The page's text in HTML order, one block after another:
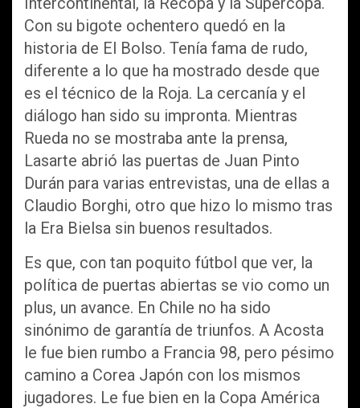
Con su bigote ochentero quedó en la
historia de El Bolso. Tenía fama de rudo,
diferente a lo que ha mostrado desde que
es el técnico de la Roja. La cercanía y el
diálogo han sido su impronta. Mientras
Rueda no se mostraba ante la prensa,
Lasarte abrió las puertas de Juan Pinto
Durán para varias entrevistas, una de ellas a
Claudio Borghi, otro que hizo lo mismo tras
la Era Bielsa sin buenos resultados.
Es que, con tan poquito fútbol que ver, la
política de puertas abiertas se vio como un
plus, un avance. En Chile no ha sido
sinónimo de garantía de triunfos. A Acosta
le fue bien rumbo a Francia 98, pero pésimo
camino a Corea Japón con los mismos
jugadores. Le fue bien en la Copa América